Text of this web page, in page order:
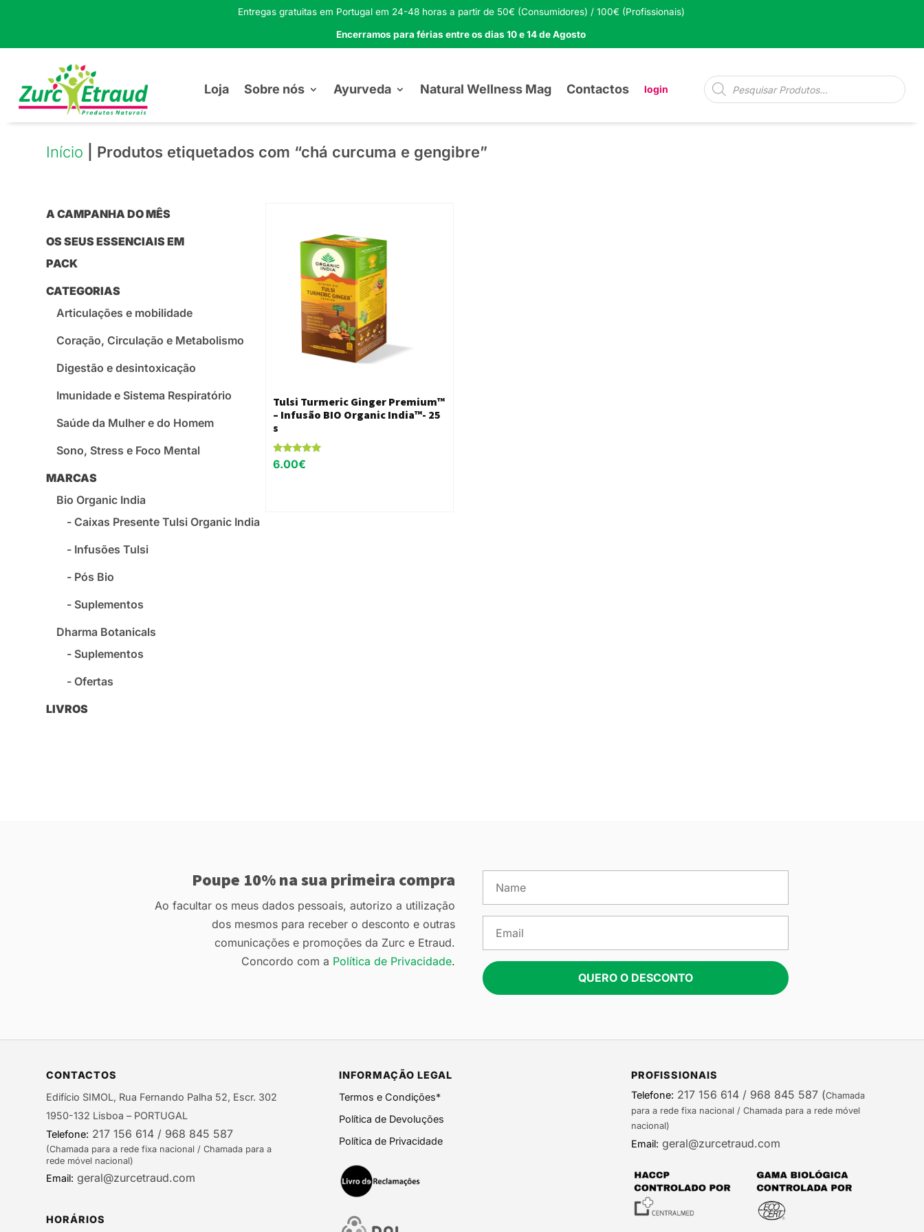
Entregas gratuitas em Portugal em 24-48 horas a partir de 50€ (Consumidores) / 100€ (Profissionais)
Encerramos para férias entre os dias 10 e 14 de Agosto
Loja Sobre nós Ayurveda Natural Wellness Mag Contactos login
Pesquisa
de
produtos
Início | Produtos etiquetados com “chá curcuma e gengibre”
A CAMPANHA DO MÊS
OS SEUS ESSENCIAIS EM
PACK
CATEGORIAS
Articulações e mobilidade
Coração, Circulação e Metabolismo
Digestão e desintoxicação
Imunidade e Sistema Respiratório
Saúde da Mulher e do Homem
Sono, Stress e Foco Mental
MARCAS
Bio Organic India
Caixas Presente Tulsi Organic India
Infusões Tulsi
Pós Bio
Suplementos
Dharma Botanicals
Suplementos
Ofertas
LIVROS
Tulsi Turmeric Ginger Premium™
– Infusão BIO Organic India™- 25
s
Avaliação
5.00
6.00€
Poupe 10% na sua primeira compra
Ao facultar os meus dados pessoais, autorizo a utilização
dos mesmos para receber o desconto e outras
comunicações e promoções da Zurc e Etraud.
Concordo com a Política de Privacidade.
QUERO O DESCONTO
CONTACTOS
Edifício SIMOL, Rua Fernando Palha 52, Escr. 302
1950-132 Lisboa – PORTUGAL
Telefone: 217 156 614 / 968 845 587
(Chamada para a rede fixa nacional / Chamada para a
rede móvel nacional)
Email: geral@zurcetraud.com
HORÁRIOS
INFORMAÇÃO LEGAL
Termos e Condições*
Política de Devoluções
Política de Privacidade
PROFISSIONAIS
Telefone: 217 156 614 / 968 845 587 (Chamada
para a rede fixa nacional / Chamada para a rede móvel
nacional)
Email: geral@zurcetraud.com